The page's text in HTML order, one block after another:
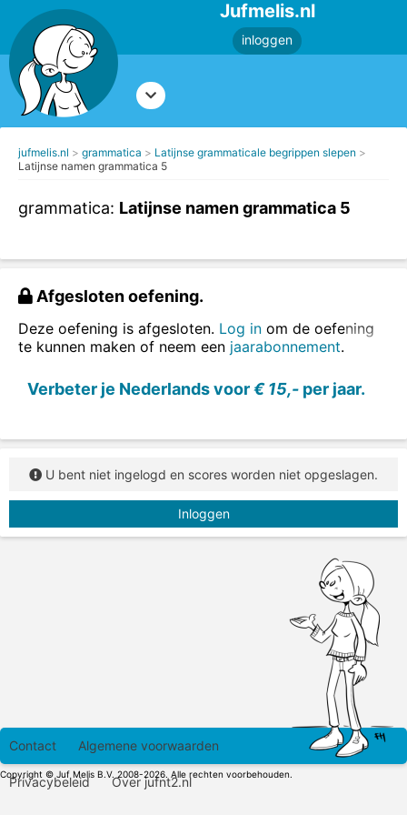
Jufmelis.nl
inloggen
jufmelis.nl grammatica
Latijnse grammaticale begrippen slepen
Latijnse namen grammatica 5
grammatica: Latijnse namen grammatica 5
Afgesloten oefening.
Deze oefening is afgesloten. Log in om de oefening
te kunnen maken of neem een jaarabonnement.
Verbeter je Nederlands voor€ 15,- per jaar.
U bent niet ingelogd en scores worden niet opgeslagen.
Inloggen
Contact Algemene voorwaarden
Privacybeleid Over jufnt2.nl
Copyright © Juf Melis B.V. 2008-2026. Alle rechten voorbehouden.